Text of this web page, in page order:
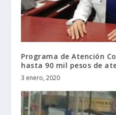
Programa de Atención
hasta 90 mil pesos de
3 enero, 2020